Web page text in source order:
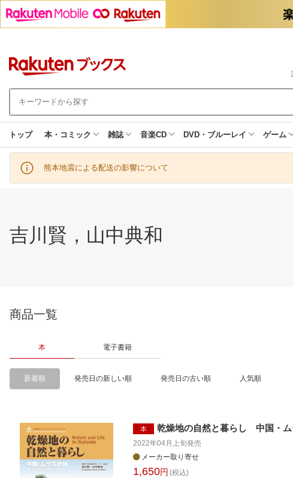
トップ 本・コミック 雑誌 音楽CD DVD・ブルーレイ ゲーム
熊本地震による配送の影響について
吉川賢，山中典和
商品一覧
本 電子書籍
新着順 発売日の新しい順 発売日の古い順 人気順
本 乾燥地の自然と暮らし 中国・ム
2022年04月上旬発売
メーカー取り寄せ
1,650円 (税込)